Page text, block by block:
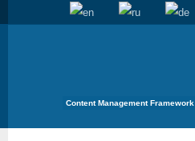
Content Management Framework